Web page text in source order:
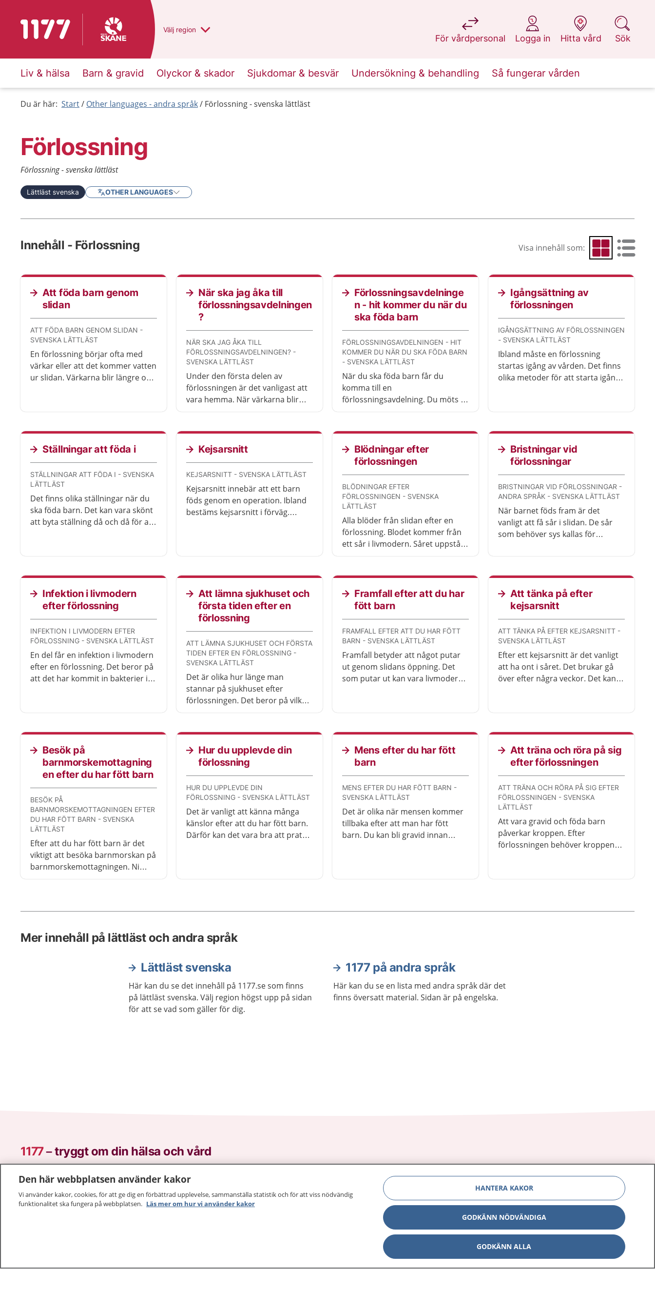
Till startsidan för 1177 Du har valt region
Välj en annan
region
För vårdpersonal
på 1177.se
Logga in
på 1177.se
Hitta vård
på 1177.se
Sök
på 1177.se
Liv & hälsa Barn & gravid Olyckor & skador Sjukdomar & besvär Undersökning & behandling Så fungerar vården
Du är här: Start Other languages - andra språk Förlossning - svenska lättläst
Förlossning
Förlossning - svenska lättläst
Lättläst svenska OTHER LANGUAGES
Innehåll - Förlossning Visa innehåll som: Visa som rutnät
Visa som
Att föda barn genom
slidan
ATT FÖDA BARN GENOM SLIDAN -
SVENSKA LÄTTLÄST
En förlossning börjar ofta med
värkar eller att det kommer vatten
ur slidan. Värkarna blir längre och
timmar till några dygn.
När ska jag åka till
förlossningsavdelningen
?
NÄR SKA JAG ÅKA TILL
FÖRLOSSNINGSAVDELNINGEN? -
SVENSKA LÄTTLÄST
Under den första delen av
förlossningen är det vanligast att
vara hemma. När värkarna blir
sjukhusets förlossningsavdelning.
Förlossningsavdelninge
n - hit kommer du när du
ska föda barn
FÖRLOSSNINGSAVDELNINGEN - HIT
KOMMER DU NÄR DU SKA FÖDA BARN
- SVENSKA LÄTTLÄST
När du ska föda barn får du
komma till en
förlossningsavdelning. Du möts av
Igångsättning av
förlossningen
IGÅNGSÄTTNING AV FÖRLOSSNINGEN
- SVENSKA LÄTTLÄST
Ibland måste en förlossning
startas igång av vården. Det finns
olika metoder för att starta igång
Ställningar att föda i
STÄLLNINGAR ATT FÖDA I - SVENSKA
LÄTTLÄST
Det finns olika ställningar när du
ska föda barn. Det kan vara skönt
att byta ställning då och då för att
Kejsarsnitt
KEJSARSNITT - SVENSKA LÄTTLÄST
Kejsarsnitt innebär att ett barn
föds genom en operation. Ibland
bestäms kejsarsnitt i förväg.
Blödningar efter
förlossningen
BLÖDNINGAR EFTER
FÖRLOSSNINGEN - SVENSKA
LÄTTLÄST
Alla blöder från slidan efter en
förlossning. Blodet kommer från
ett sår i livmodern. Såret uppstår
med blödningen kan behöva söka
vård.
Bristningar vid
förlossningar
BRISTNINGAR VID FÖRLOSSNINGAR -
ANDRA SPRÅK - SVENSKA LÄTTLÄST
När barnet föds fram är det
vanligt att få sår i slidan. De sår
som behöver sys kallas för
förlossningen av en barnmorska
eller läkare.
Infektion i livmodern
efter förlossning
INFEKTION I LIVMODERN EFTER
FÖRLOSSNING - SVENSKA LÄTTLÄST
En del får en infektion i livmodern
efter en förlossning. Det beror på
att det har kommit in bakterier i
Att lämna sjukhuset och
första tiden efter en
förlossning
ATT LÄMNA SJUKHUSET OCH FÖRSTA
TIDEN EFTER EN FÖRLOSSNING -
SVENSKA LÄTTLÄST
Det är olika hur länge man
stannar på sjukhuset efter
förlossningen. Det beror på vilken
med barnet kan du kontakta
sjukhuset om du behöver.
Framfall efter att du har
fött barn
FRAMFALL EFTER ATT DU HAR FÖTT
BARN - SVENSKA LÄTTLÄST
Framfall betyder att något putar
ut genom slidans öppning. Det
som putar ut kan vara livmodern
Att tänka på efter
kejsarsnitt
ATT TÄNKA PÅ EFTER KEJSARSNITT -
SVENSKA LÄTTLÄST
Efter ett kejsarsnitt är det vanligt
att ha ont i såret. Det brukar gå
över efter några veckor. Det kan
Besök på
barnmorskemottagning
en efter du har fött barn
BESÖK PÅ
BARNMORSKEMOTTAGNINGEN EFTER
DU HAR FÖTT BARN - SVENSKA
LÄTTLÄST
Efter att du har fött barn är det
viktigt att besöka barnmorskan på
barnmorskemottagningen. Ni
Hur du upplevde din
förlossning
HUR DU UPPLEVDE DIN
FÖRLOSSNING - SVENSKA LÄTTLÄST
Det är vanligt att känna många
känslor efter att du har fött barn.
Därför kan det vara bra att prata
Mens efter du har fött
barn
MENS EFTER DU HAR FÖTT BARN -
SVENSKA LÄTTLÄST
Det är olika när mensen kommer
tillbaka efter att man har fött
barn. Du kan bli gravid innan
Att träna och röra på sig
efter förlossningen
ATT TRÄNA OCH RÖRA PÅ SIG EFTER
FÖRLOSSNINGEN - SVENSKA
LÄTTLÄST
Att vara gravid och föda barn
påverkar kroppen. Efter
förlossningen behöver kroppen
Mer innehåll på lättläst och andra språk
Lättläst svenska
Här kan du se det innehåll på 1177.se som finns
på lättläst svenska. Välj region högst upp på sidan
för att se vad som gäller för dig.
1177 på andra språk
Här kan du se en lista med andra språk där det
finns översatt material. Sidan är på engelska.
1177–tryggt om din hälsa och vård
På 1177.se får du råd om hälsa och information om sjukdomar och
vilka mottagningar du kan kontakta. Logga in för att läsa din journal
och göra dina vårdärenden. Ring telefonnummer 1177 för
sjukvårdsrådgivning dygnet runt.
Other languages
Lättläst svenska
Om 1177
Aktuellt
Kontakt
Den här webbplatsen använder kakor
Vi använder kakor, cookies, för att ge dig en förbättrad upplevelse, sammanställa statistik och för att viss nödvändig
funktionalitet ska fungera på webbplatsen. Läs mer om hur vi använder kakor
HANTERA KAKOR
GODKÄNN NÖDVÄNDIGA
GODKÄNN ALLA